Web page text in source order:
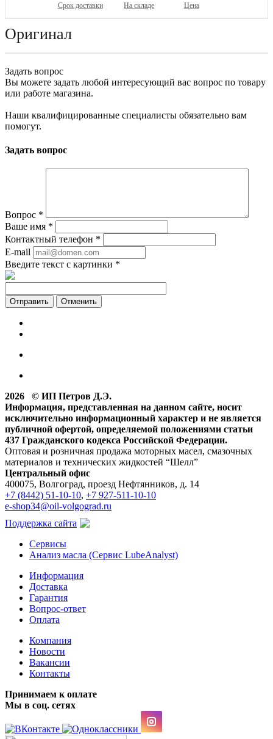
Срок доставки На складе Цена
Оригинал
Задать вопрос
Вы можете задать любой интересующий вас вопрос по товару
или работе магазина.
Наши квалифицированные специалисты обязательно вам
помогут.
Задать вопрос
Вопрос *
Ваше имя *
Контактный телефон *
E-mail
Введите текст с картинки *
Отменить
2026 © ИП Петров Д.Э.
Информация, представленная на данном сайте, носит
исключительно информационный характер и не является
публичной офертой, определяемой положениями статьи
437 Гражданского кодекса Российской Федерации.
Оптовая и розничная продажа моторных масел, смазочных
материалов и технических жидкостей “Шелл”
Центральный офис
400075, Волгоград, проезд Нефтянников, д. 14
+7 (8442) 51-10-10, +7 927-511-10-10
e-shop34@oil-volgograd.ru
Поддержка сайта
Сервисы
Анализ масла (Сервис LubeAnalyst)
Информация
Доставка
Гарантия
Вопрос-ответ
Оплата
Компания
Новости
Вакансии
Контакты
Принимаем к оплате
Мы в соц. сетях